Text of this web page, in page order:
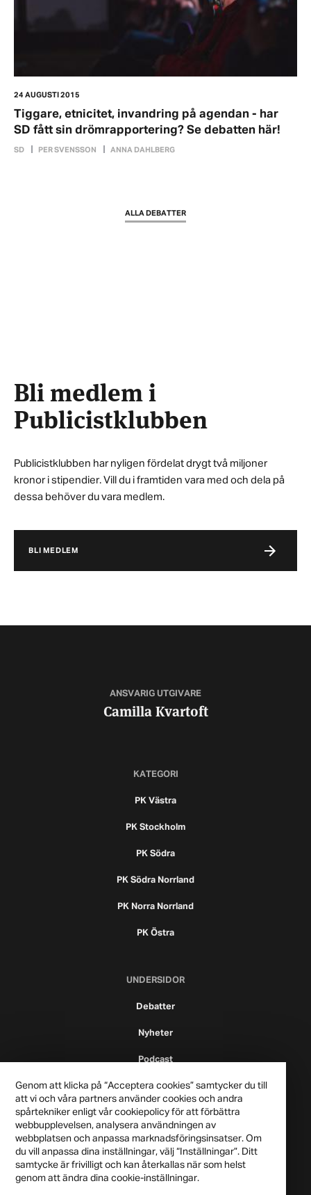
24 AUGUSTI 2015
Tiggare, etnicitet, invandring på agendan - har
SD fått sin drömrapportering? Se debatten här!
SD PER SVENSSON ANNA DAHLBERG
ALLA DEBATTER
Bli medlem i
Publicistklubben
Publicistklubben har nyligen fördelat drygt två miljoner
kronor i stipendier. Vill du i framtiden vara med och dela på
dessa behöver du vara medlem.
BLI MEDLEM
ANSVARIG UTGIVARE
Camilla Kvartoft
KATEGORI
PK Västra
PK Stockholm
PK Södra
PK Södra Norrland
PK Norra Norrland
PK Östra
UNDERSIDOR
Debatter
Nyheter
Podcast
Genom att klicka på “Acceptera cookies” samtycker du till
att vi och våra partners använder cookies och andra
spårtekniker enligt vår cookiepolicy för att förbättra
webbupplevelsen, analysera användningen av
webbplatsen och anpassa marknadsföringsinsatser. Om
du vill anpassa dina inställningar, välj “Inställningar”. Ditt
samtycke är frivilligt och kan återkallas när som helst
genom att ändra dina cookie-inställningar.